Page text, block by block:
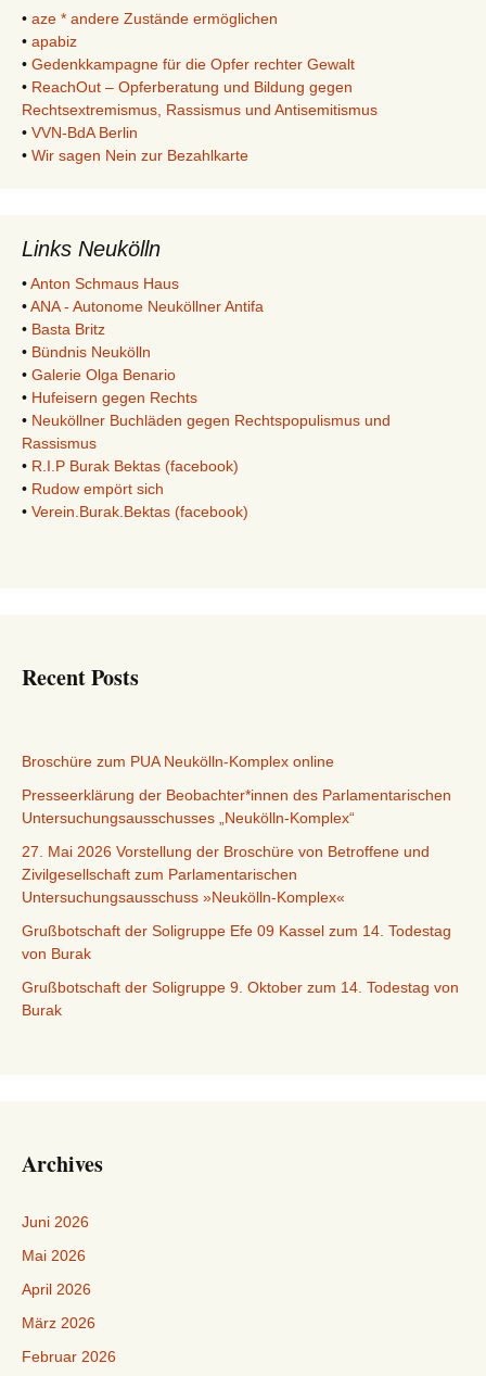
• aze * andere Zustände ermöglichen
• apabiz
• Gedenkkampagne für die Opfer rechter Gewalt
• ReachOut – Opferberatung und Bildung gegen
Rechtsextremismus, Rassismus und Antisemitismus
• VVN-BdA Berlin
• Wir sagen Nein zur Bezahlkarte
Links Neukölln
•Anton Schmaus Haus
•ANA - Autonome Neuköllner Antifa
• Basta Britz
• Bündnis Neukölln
• Galerie Olga Benario
• Hufeisern gegen Rechts
• Neuköllner Buchläden gegen Rechtspopulismus und
Rassismus
• R.I.P Burak Bektas (facebook)
• Rudow empört sich
• Verein.Burak.Bektas (facebook)
Recent Posts
Broschüre zum PUA Neukölln-Komplex online
Presseerklärung der Beobachter*innen des Parlamentarischen
Untersuchungsausschusses „Neukölln-Komplex“
27. Mai 2026 Vorstellung der Broschüre von Betroffene und
Zivilgesellschaft zum Parlamentarischen
Untersuchungsausschuss »Neukölln-Komplex«
Grußbotschaft der Soligruppe Efe 09 Kassel zum 14. Todestag
von Burak
Grußbotschaft der Soligruppe 9. Oktober zum 14. Todestag von
Burak
Archives
Juni 2026
Mai 2026
April 2026
März 2026
Februar 2026